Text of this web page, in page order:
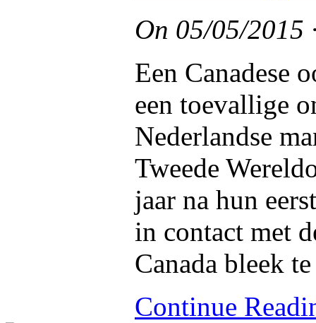
On 05/05/2015
Een Canadese
een toevallige
Nederlandse
Tweede
jaar na hun
in contact met
Canada bleek
Continue